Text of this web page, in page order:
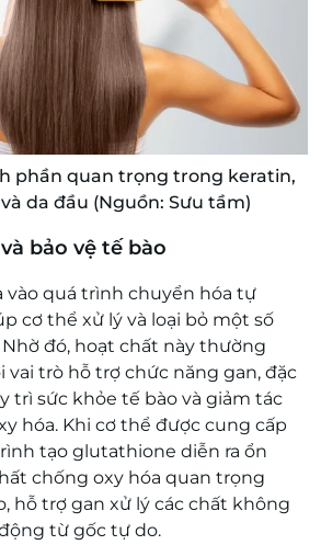
phần quan trọng trong keratin,
da đầu (Nguồn: Sưu tầm)
bảo vệ tế bào
vào quá trình chuyển hóa tự
cơ thể xử lý và loại bỏ một số
đó, hoạt chất này thường
vai trò hỗ trợ chức năng gan, đặc
trì sức khỏe tế bào và giảm tác
hóa. Khi cơ thể được cung cấp
tạo glutathione diễn ra ổn
chống oxy hóa quan trọng
hỗ trợ gan xử lý các chất không
từ gốc tự do.